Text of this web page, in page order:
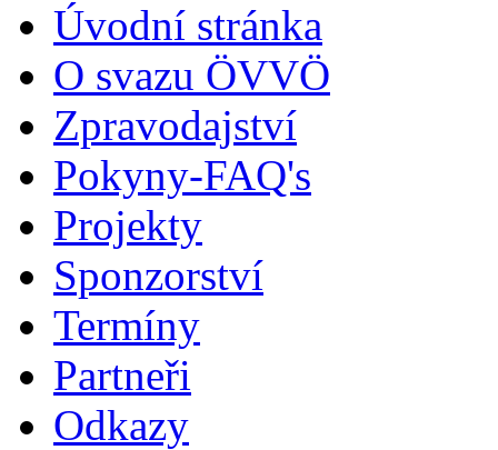
Úvodní stránka
O svazu ÖVVÖ
Zpravodajství
Pokyny-FAQ's
Projekty
Sponzorství
Termíny
Partneři
Odkazy